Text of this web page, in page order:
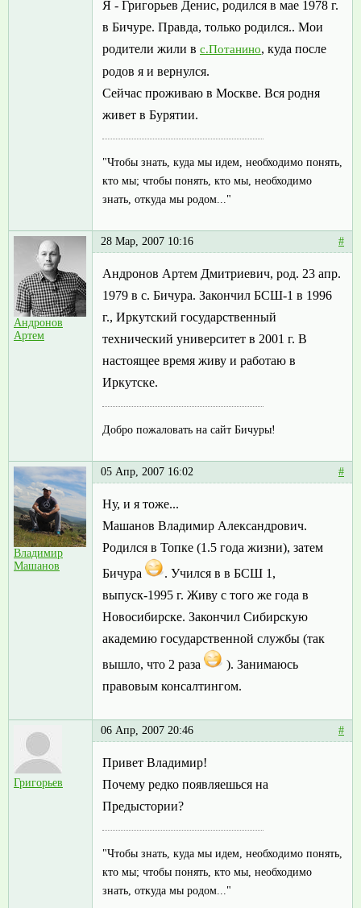
Я - Григорьев Денис, родился в мае 1978 г.
в Бичуре. Правда, только родился.. Мои
родители жили в с.Потанино, куда после
родов я и вернулся.
Сейчас проживаю в Москве. Вся родня
живет в Бурятии.
"Чтобы знать, куда мы идем, необходимо понять,
кто мы; чтобы понять, кто мы, необходимо
знать, откуда мы родом..."
Андронов
Артем
28 Мар, 2007 10:16 #
Андронов Артем Дмитриевич, род. 23 апр.
1979 в с. Бичура. Закончил БСШ-1 в 1996
г., Иркутский государственный
технический университет в 2001 г. В
настоящее время живу и работаю в
Иркутске.
Добро пожаловать на сайт Бичуры!
Владимир
Машанов
05 Апр, 2007 16:02 #
Ну, и я тоже...
Машанов Владимир Александрович.
Родился в Топке (1.5 года жизни), затем
Бичура
. Учился в в БСШ 1,
выпуск-1995 г. Живу с того же года в
Новосибирске. Закончил Сибирскую
академию государственной службы (так
вышло, что 2 раза
). Занимаюсь
правовым консалтингом.
Григорьев
06 Апр, 2007 20:46 #
Привет Владимир!
Почему редко появляешься на
Предыстории?
"Чтобы знать, куда мы идем, необходимо понять,
кто мы; чтобы понять, кто мы, необходимо
знать, откуда мы родом..."